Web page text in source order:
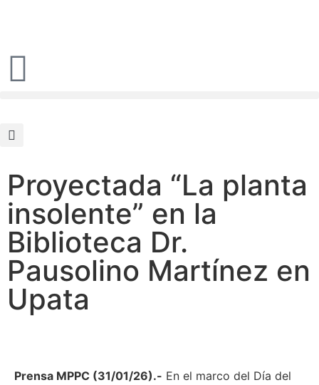
Proyectada “La planta
insolente” en la
Biblioteca Dr.
Pausolino Martínez en
Upata
Prensa MPPC (31/01/26).- En el marco del Día del